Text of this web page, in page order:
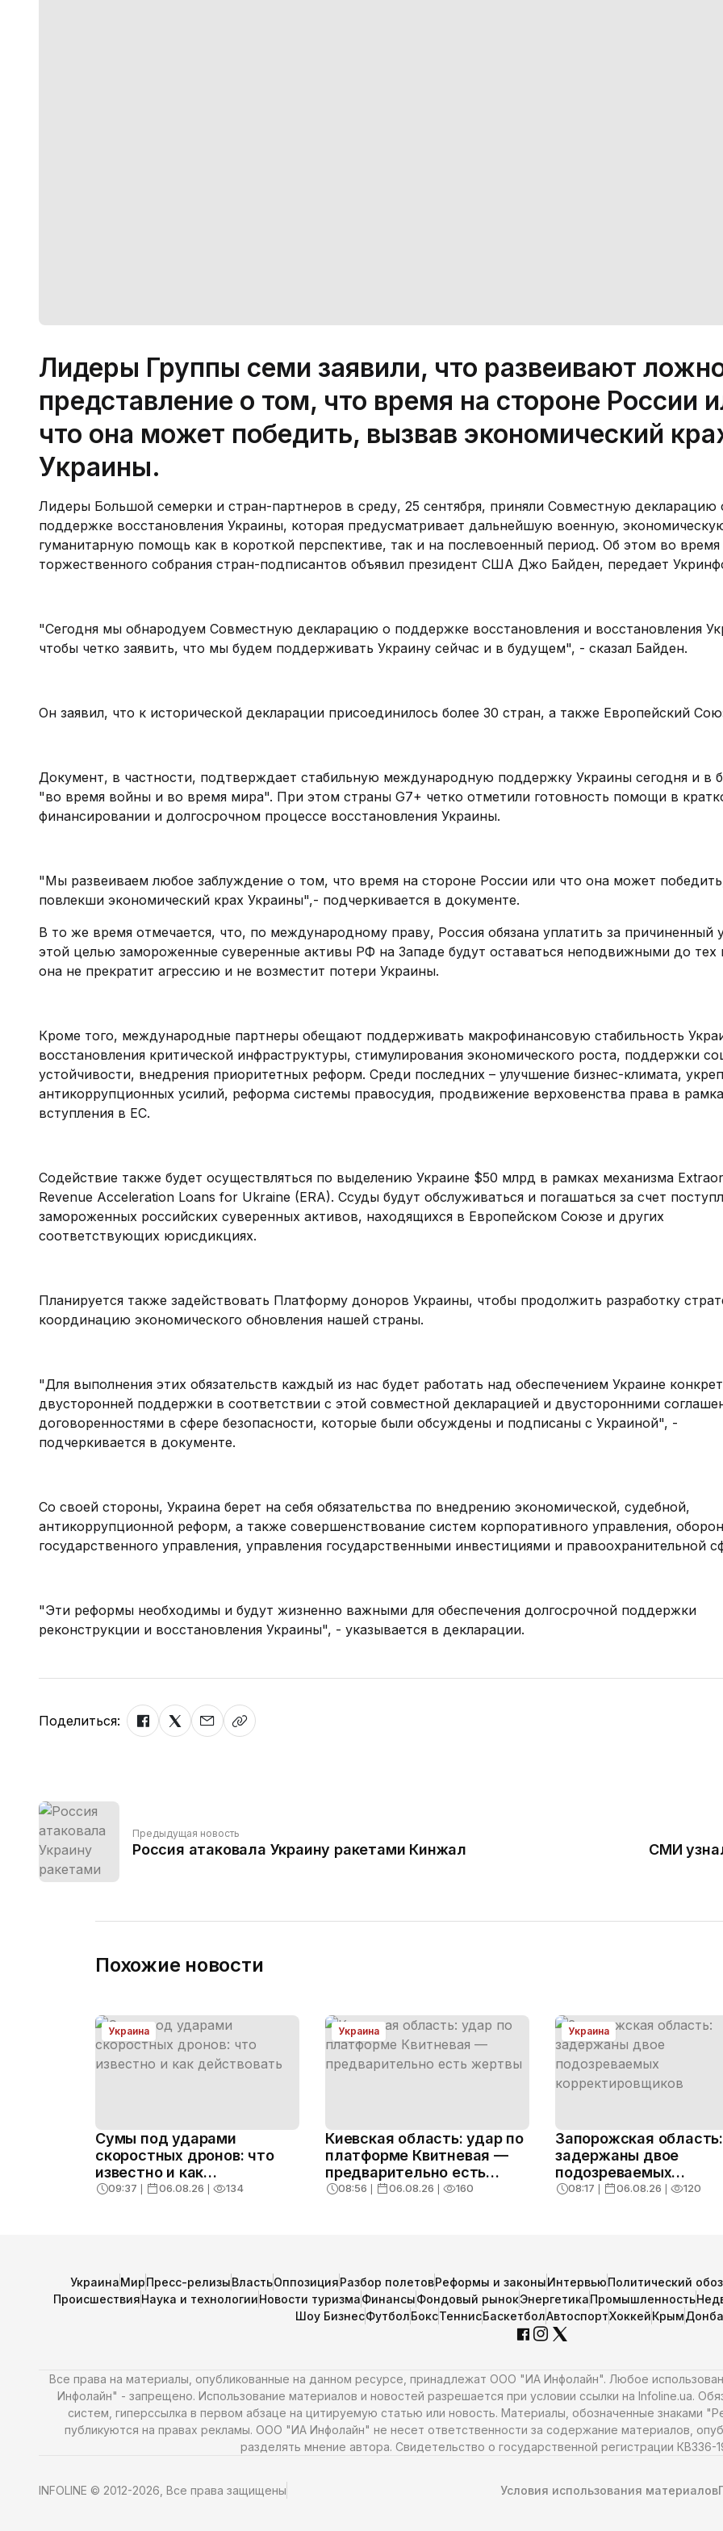
Лидеры Группы семи заявили, что развеивают
представление о том, что время на стороне России
что она может победить, вызвав экономический
Украины.
Лидеры Большой семерки и стран-партнеров в среду, 25 сентября, приняли Совместную декларацию
поддержке восстановления Украины, которая предусматривает дальнейшую военную,
гуманитарную помощь как в короткой перспективе, так и на послевоенный период. Об этом во время
торжественного собрания стран-подписантов объявил президент США Джо Байден, передает
"Сегодня мы обнародуем Совместную декларацию о поддержке восстановления и восстановления
чтобы четко заявить, что мы будем поддерживать Украину сейчас и в будущем", - сказал Байден.
Он заявил, что к исторической декларации присоединилось более 30 стран, а также Европейский
Документ, в частности, подтверждает стабильную международную поддержку Украины сегодня и в
"во время войны и во время мира". При этом страны G7+ четко отметили готовность помощи в
финансировании и долгосрочном процессе восстановления Украины.
"Мы развеиваем любое заблуждение о том, что время на стороне России или что она может
повлекши экономический крах Украины",- подчеркивается в документе.
В то же время отмечается, что, по международному праву, Россия обязана уплатить за причиненный
этой целью замороженные суверенные активы РФ на Западе будут оставаться неподвижными до тех
она не прекратит агрессию и не возместит потери Украины.
Кроме того, международные партнеры обещают поддерживать макрофинансовую стабильность
восстановления критической инфраструктуры, стимулирования экономического роста, поддержки
устойчивости, внедрения приоритетных реформ. Среди последних – улучшение бизнес-климата,
антикоррупционных усилий, реформа системы правосудия, продвижение верховенства права в
вступления в ЕС.
Содействие также будет осуществляться по выделению Украине $50 млрд в рамках механизма
Revenue Acceleration Loans for Ukraine (ERA). Ссуды будут обслуживаться и погашаться за счет
замороженных российских суверенных активов, находящихся в Европейском Союзе и других
соответствующих юрисдикциях.
Планируется также задействовать Платформу доноров Украины, чтобы продолжить разработку
координацию экономического обновления нашей страны.
"Для выполнения этих обязательств каждый из нас будет работать над обеспечением Украине
двусторонней поддержки в соответствии с этой совместной декларацией и двусторонними
договоренностями в сфере безопасности, которые были обсуждены и подписаны с Украиной", -
подчеркивается в документе.
Со своей стороны, Украина берет на себя обязательства по внедрению экономической, судебной,
антикоррупционной реформ, а также совершенствование систем корпоративного управления,
государственного управления, управления государственными инвестициями и правоохранительной
"Эти реформы необходимы и будут жизненно важными для обеспечения долгосрочной поддержки
реконструкции и восстановления Украины", - указывается в декларации.
Поделиться:
Предыдущая новость
Россия атаковала Украину ракетами Кинжал СМИ
Похожие новости
Украина
Сумы под ударами
скоростных дронов: что
известно и как
действовать
09:37 ❘ 06.08.26 ❘ 134
Украина
Киевская область: удар по
платформе Квитневая —
предварительно есть
жертвы
08:56 ❘ 06.08.26 ❘ 160
Украина
Запорожская область:
задержаны двое
подозреваемых
корректировщиков
08:17 ❘ 06.08.26 ❘ 120
УкраинаМирПресс-релизыВластьОппозицияРазбор полетовРеформы и законыИнтервьюПолитический
ПроисшествияНаука и технологииНовости туризмаФинансыФондовый рынокЭнергетикаПромышленность
Шоу БизнесФутболБоксТеннисБаскетболАвтоспортХоккейКрым
Все права на материалы, опубликованные на данном ресурсе, принадлежат ООО "ИА Инфолайн". Любое
Инфолайн" - запрещено. Использование материалов и новостей разрешается при условии ссылки на Infoline.ua.
систем, гиперссылка в первом абзаце на цитируемую статью или новость. Материалы, обозначенные знаками
публикуются на правах рекламы. ООО "ИА Инфолайн" не несет ответственности за содержание материалов,
разделять мнение автора. Свидетельство о государственной регистрации КВ336-
INFOLINE © 2012-2026, Все права защищены Условия использования материалов